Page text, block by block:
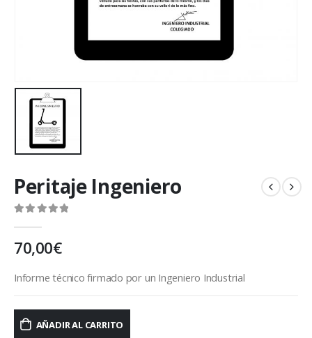
Peritaje Ingeniero
70,00€
Informe técnico firmado por un Ingeniero Industrial
AÑADIR AL CARRITO